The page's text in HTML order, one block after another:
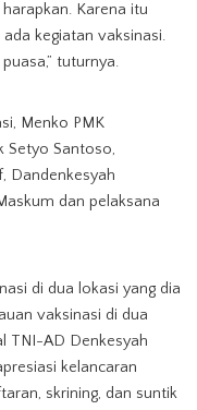
Karena itu
kegiatan vaksinasi.
tuturnya.
Menko PMK
Setyo Santoso,
Dandenkesyah
dan pelaksana
di dua lokasi yang dia
vaksinasi di dua
TNI-AD Denkesyah
kelancaran
skrining, dan suntik